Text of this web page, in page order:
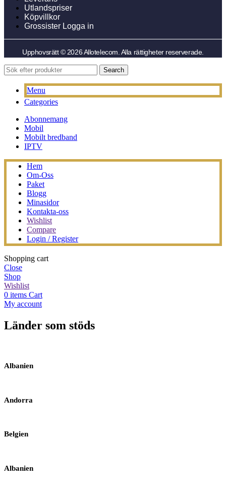
Utlandspriser
Köpvillkor
Grossister Logga in
Upphovsrätt © 2026 Allotelecom. Alla rättigheter reserverade.
Search
Menu
Categories
Abonnemang
Mobil
Mobilt bredband
IPTV
Hem
Om-Oss
Paket
Blogg
Minasidor
Kontakta-oss
Wishlist
Compare
Login / Register
Shopping cart
Close
Shop
Wishlist
0 items Cart
My account
Länder som stöds
Albanien
Andorra
Belgien
Albanien